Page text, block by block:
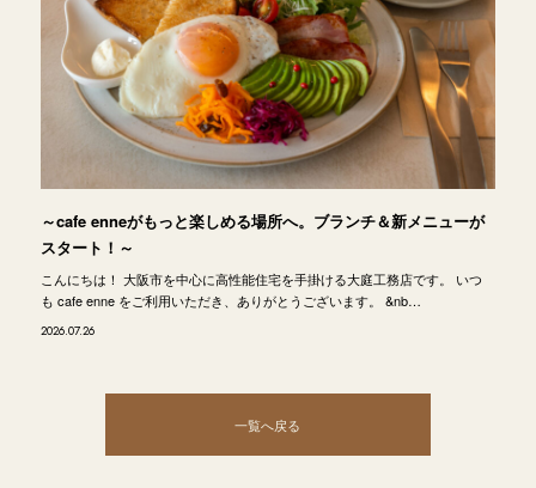
～cafe enneがもっと楽しめる場所へ。ブランチ＆新メニューが
スタート！～
こんにちは！ 大阪市を中心に高性能住宅を手掛ける大庭工務店です。 いつ
も cafe enne をご利用いただき、ありがとうございます。 &nb…
2026.07.26
一覧へ戻る